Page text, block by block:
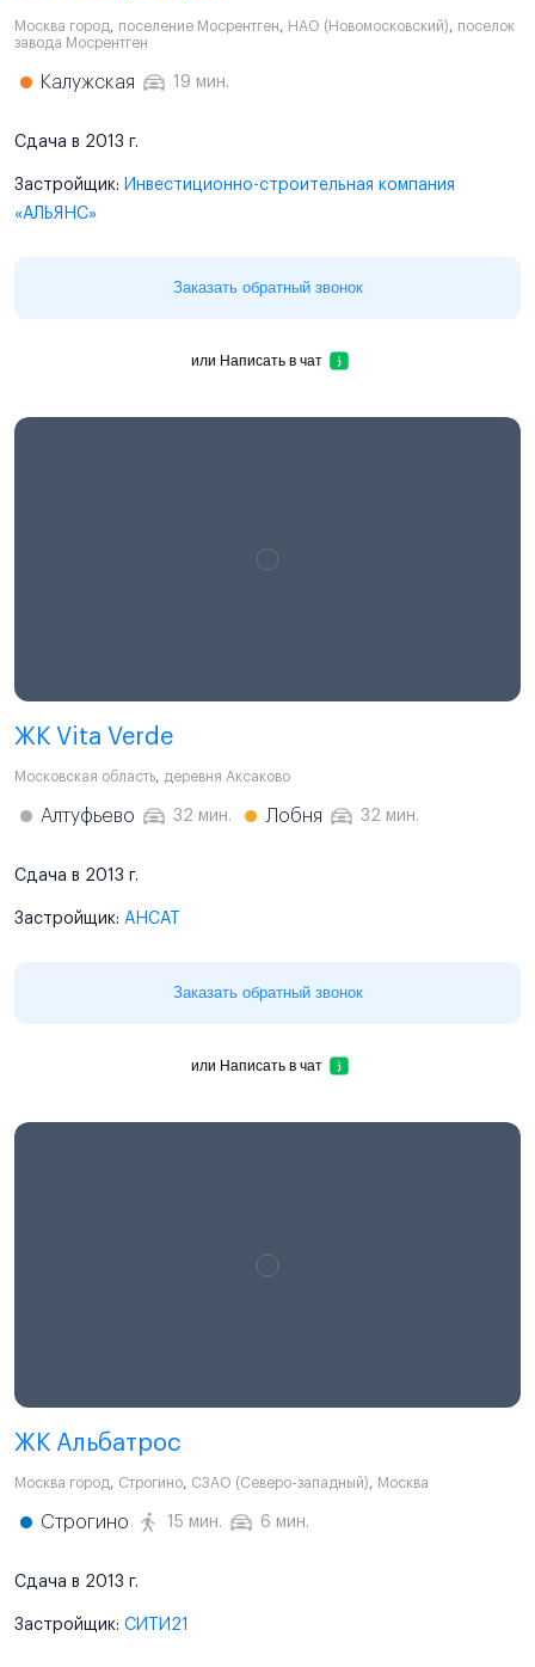
Москва город, поселение Мосрентген, НАО (Новомосковский), поселок
завода Мосрентген
Калужская 19 мин.
Сдача в 2013 г.
Застройщик: Инвестиционно-строительная компания
«АЛЬЯНС»
Заказать обратный звонок
или Написать в чат
ЖК Vita Verde
Московская область, деревня Аксаково
Алтуфьево 32 мин. Лобня 32 мин.
Сдача в 2013 г.
Застройщик: АНСАТ
Заказать обратный звонок
или Написать в чат
ЖК Альбатрос
Москва город, Строгино, СЗАО (Северо-западный), Москва
Строгино 15 мин. 6 мин.
Сдача в 2013 г.
Застройщик: СИТИ21